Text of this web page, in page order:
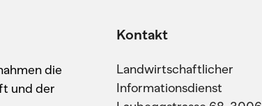
die
und der
Kontakt
Landwirtschaftlicher
Informationsdienst